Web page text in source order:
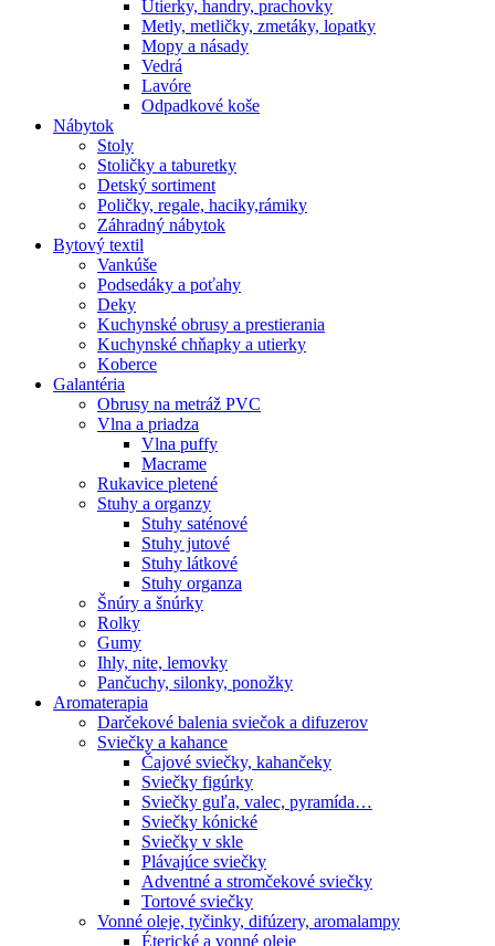
Utierky, handry, prachovky
Metly, metličky, zmetáky, lopatky
Mopy a násady
Vedrá
Lavóre
Odpadkové koše
Nábytok
Stoly
Stoličky a taburetky
Detský sortiment
Poličky, regale, haciky,rámiky
Záhradný nábytok
Bytový textil
Vankúše
Podsedáky a poťahy
Deky
Kuchynské obrusy a prestierania
Kuchynské chňapky a utierky
Koberce
Galantéria
Obrusy na metráž PVC
Vlna a priadza
Vlna puffy
Macrame
Rukavice pletené
Stuhy a organzy
Stuhy saténové
Stuhy jutové
Stuhy látkové
Stuhy organza
Šnúry a šnúrky
Rolky
Gumy
Ihly, nite, lemovky
Pančuchy, silonky, ponožky
Aromaterapia
Darčekové balenia sviečok a difuzerov
Sviečky a kahance
Čajové sviečky, kahančeky
Sviečky figúrky
Sviečky guľa, valec, pyramída…
Sviečky kónické
Sviečky v skle
Plávajúce sviečky
Adventné a stromčekové sviečky
Tortové sviečky
Vonné oleje, tyčinky, difúzery, aromalampy
Éterické a vonné oleje